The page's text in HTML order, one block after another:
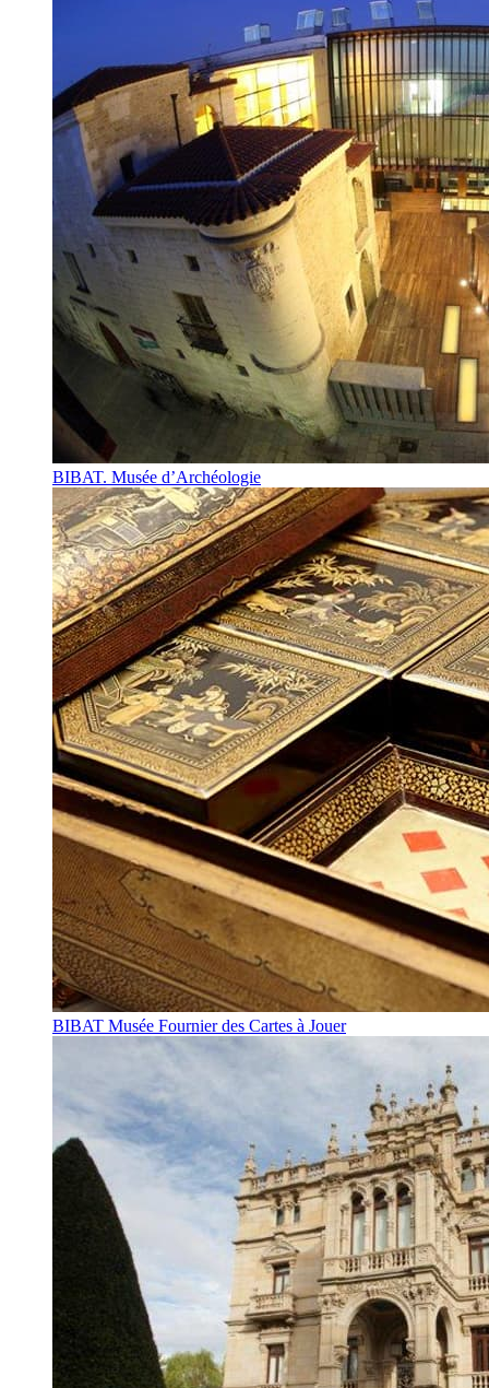
BIBAT. Musée d’Archéologie
BIBAT Musée Fournier des Cartes à Jouer